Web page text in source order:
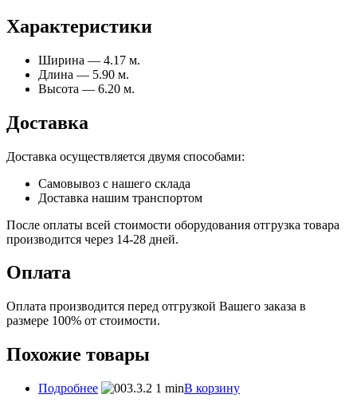
Характеристики
Ширина — 4.17 м.
Длина — 5.90 м.
Высота — 6.20 м.
Доставка
Доставка осуществляется двумя способами:
Самовывоз с нашего склада
Доставка нашим транспортом
После оплаты всей стоимости оборудования отгрузка товара
производится через 14-28 дней.
Оплата
Оплата производится перед отгрузкой Вашего заказа в
размере 100% от стоимости.
Похожие товары
Подробнее В корзину